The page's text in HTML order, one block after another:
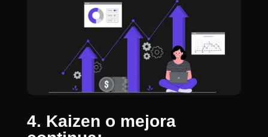
4. Kaizen o mejora